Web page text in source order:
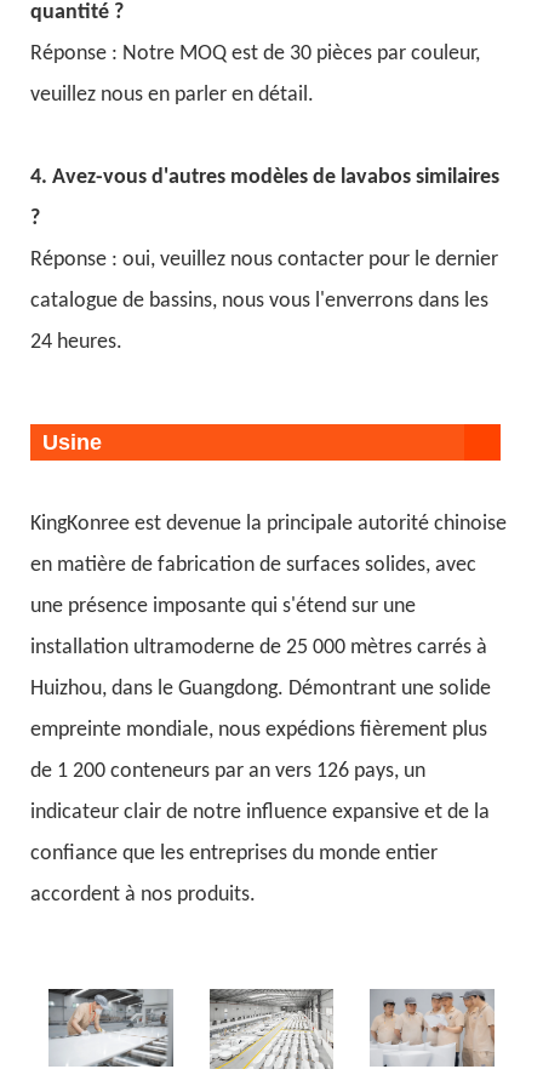
quantité ?
Réponse : Notre MOQ est de 30 pièces par couleur,
veuillez nous en parler en détail.
4. Avez-vous d'autres modèles de lavabos similaires
?
Réponse : oui, veuillez nous contacter pour le dernier
catalogue de bassins, nous vous l'enverrons dans les
24 heures.
Usine
KingKonree est devenue la principale autorité chinoise
en matière de fabrication de surfaces solides, avec
une présence imposante qui s'étend sur une
installation ultramoderne de 25 000 mètres carrés à
Huizhou, dans le Guangdong. Démontrant une solide
empreinte mondiale, nous expédions fièrement plus
de 1 200 conteneurs par an vers 126 pays, un
indicateur clair de notre influence expansive et de la
confiance que les entreprises du monde entier
accordent à nos produits.